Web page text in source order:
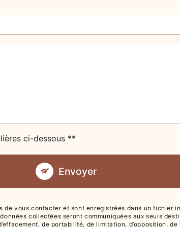
ci-dessous **
Envoyer
vous contacter et sont enregistrées dans un fichier
collectées seront communiquées aux seuls
de portabilité, de limitation, d’opposition,